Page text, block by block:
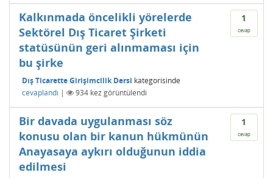
1
cevap
Kalkınmada öncelikli yörelerde
Sektörel Dış Ticaret Şirketi
statüsünün geri alınmaması için
bu şirke
Dış Ticarette Girişimcilik Dersi kategorisinde
cevaplandı | 934 kez görüntülendi
1
cevap
Bir davada uygulanması söz
konusu olan bir kanun hükmünün
Anayasaya aykırı olduğunun iddia
edilmesi